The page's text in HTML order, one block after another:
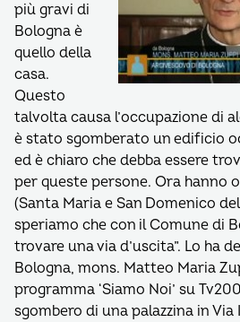
più gravi di
Bologna è
quello della
casa.
Questo
talvolta causa l’occupazione di
è stato sgomberato un edificio
ed è chiaro che debba essere
per queste persone. Ora hanno
(Santa Maria e San Domenico
speriamo che con il Comune di
trovare una via d’uscita”. Lo ha
Bologna, mons. Matteo Maria
programma ‘Siamo Noi’ su
sgombero di una palazzina in